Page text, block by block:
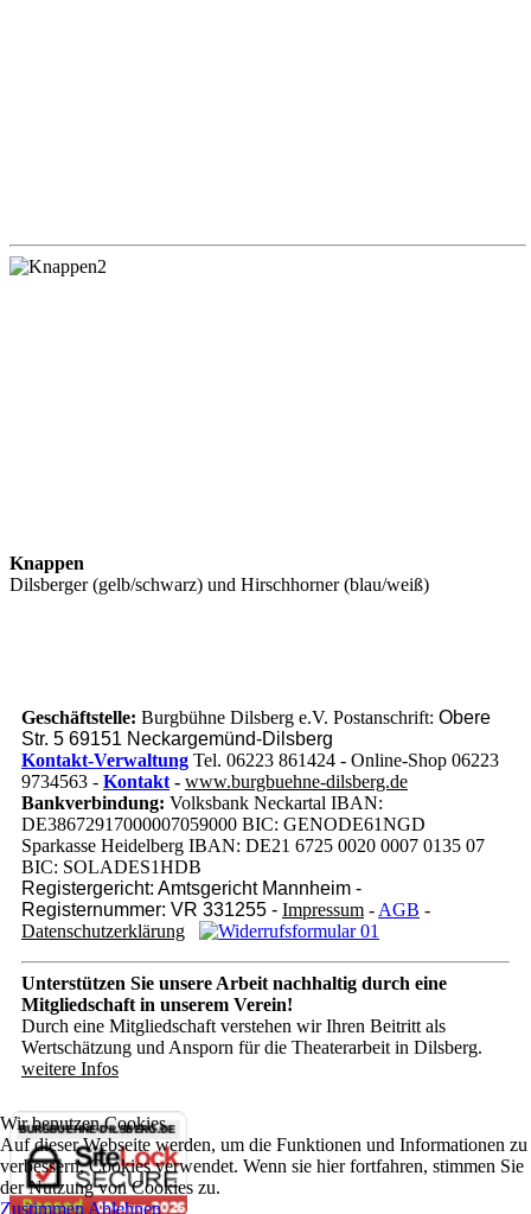
Knappen
Dilsberger (gelb/schwarz) und Hirschhorner (blau/weiß)
Geschäftstelle: Burgbühne Dilsberg e.V. Postanschrift: Obere
Str. 5 69151 Neckargemünd-Dilsberg
Kontakt-Verwaltung Tel. 06223 861424 - Online-Shop 06223
9734563 - Kontakt - www.burgbuehne-dilsberg.de
Bankverbindung: Volksbank Neckartal IBAN:
DE38672917000007059000 BIC: GENODE61NGD
Sparkasse Heidelberg IBAN: DE21 6725 0020 0007 0135 07
BIC: SOLADES1HDB
Registergericht: Amtsgericht Mannheim -
Registernummer: VR 331255 - Impressum - AGB -
Datenschutzerklärung
Unterstützen Sie unsere Arbeit nachhaltig durch eine
Mitgliedschaft in unserem Verein!
Durch eine Mitgliedschaft verstehen wir Ihren Beitritt als
Wertschätzung und Ansporn für die Theaterarbeit in Dilsberg.
weitere Infos
Wir benutzen Cookies
Auf dieser Webseite werden, um die Funktionen und Informationen zu
verbessern, Cookies verwendet. Wenn sie hier fortfahren, stimmen Sie
der Nutzung von Cookies zu.
Zustimmen Ablehnen